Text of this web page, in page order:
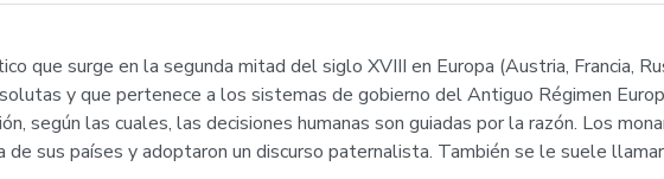
que surge en la segunda mitad del siglo XVIII en Europa (Austria, Francia,
y que pertenece a los sistemas de gobierno del Antiguo Régimen
según las cuales, las decisiones humanas son guiadas por la razón. Los
sus países y adoptaron un discurso paternalista. También se le suele